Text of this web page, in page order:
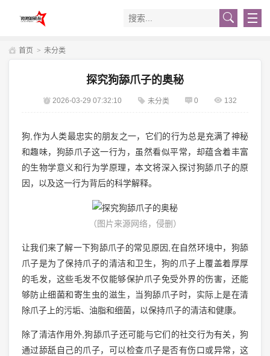
首页 > 未分类
探究狗舔爪子的奥秘
2026-03-29 07:32:10 未分类 0 132
狗,作为人类最忠实的朋友之一，它们的行为总是充满了神秘
和趣味，狗舔爪子这一行为，虽然看似平常，却蕴含着丰富
的生物学意义和行为学原理，本文将深入探讨狗舔爪子的原
因，以及这一行为背后的科学解释。
（图片来源网络，侵删）
让我们来了解一下狗舔爪子的常见原因,在自然环境中，狗舔
爪子是为了保持爪子的清洁和卫生，狗的爪子上覆盖着厚厚
的毛发，这些毛发不仅能够保护爪子免受外界的伤害，还能
够防止细菌和寄生虫的滋生，当狗舔爪子时，实际上是在清
除爪子上的污垢、油脂和细菌，以保持爪子的清洁和健康。
除了清洁作用外,狗舔爪子还可能与它们的社交行为有关，狗
通过舔舐自己的爪子，可以检查爪子是否有伤口或异常，这